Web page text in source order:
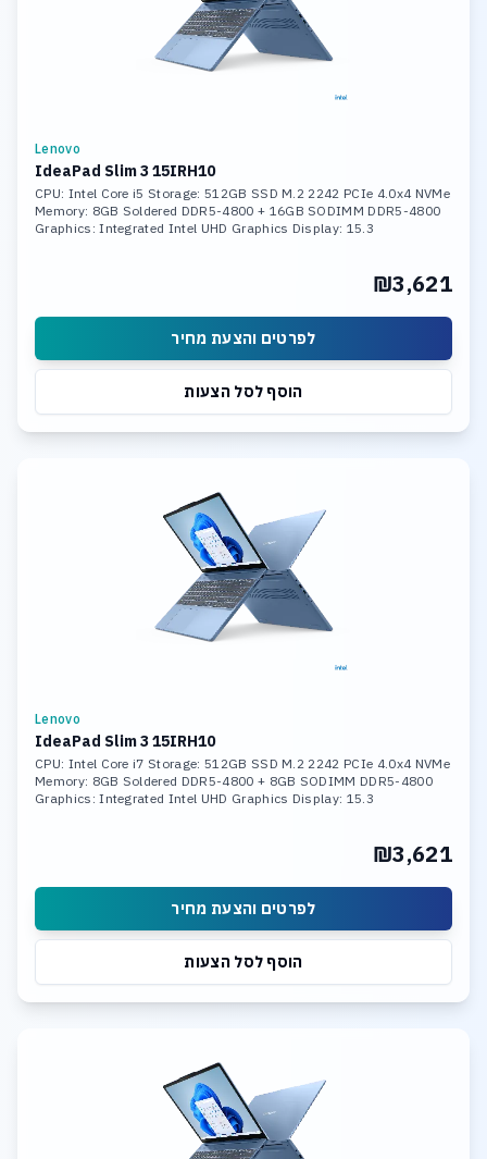
Lenovo
IdeaPad Slim 3 15IRH10
CPU: Intel Core i5 Storage: 512GB SSD M.2 2242 PCIe 4.0x4 NVMe
Memory: 8GB Soldered DDR5-4800 + 16GB SODIMM DDR5-4800
Graphics: Integrated Intel UHD Graphics Display: 15.3
₪3,621
לפרטים והצעת מחיר
הוסף לסל הצעות
Lenovo
IdeaPad Slim 3 15IRH10
CPU: Intel Core i7 Storage: 512GB SSD M.2 2242 PCIe 4.0x4 NVMe
Memory: 8GB Soldered DDR5-4800 + 8GB SODIMM DDR5-4800
Graphics: Integrated Intel UHD Graphics Display: 15.3
₪3,621
לפרטים והצעת מחיר
הוסף לסל הצעות